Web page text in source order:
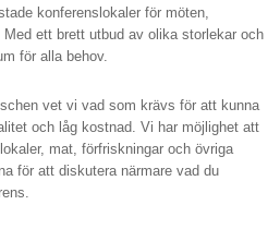
konferenslokaler för möten,
ett brett utbud av olika storlekar och
för alla behov.
vet vi vad som krävs för att kunna
och låg kostnad. Vi har möjlighet att
mat, förfriskningar och övriga
för att diskutera närmare vad du